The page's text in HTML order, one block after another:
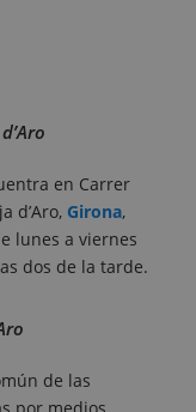
en Carrer
d’Aro, Girona,
lunes a viernes
dos de la tarde.
de las